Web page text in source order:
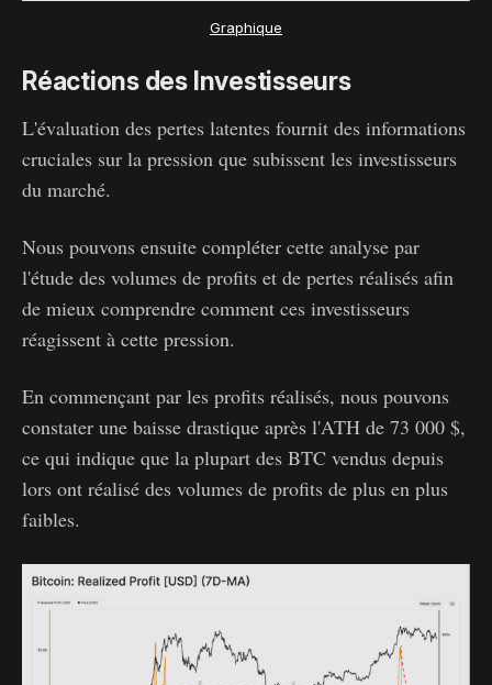
Graphique
Réactions des Investisseurs
L'évaluation des pertes latentes fournit des informations
cruciales sur la pression que subissent les investisseurs
du marché.
Nous pouvons ensuite compléter cette analyse par
l'étude des volumes de profits et de pertes réalisés afin
de mieux comprendre comment ces investisseurs
réagissent à cette pression.
En commençant par les profits réalisés, nous pouvons
constater une baisse drastique après l'ATH de 73 000 $,
ce qui indique que la plupart des BTC vendus depuis
lors ont réalisé des volumes de profits de plus en plus
faibles.